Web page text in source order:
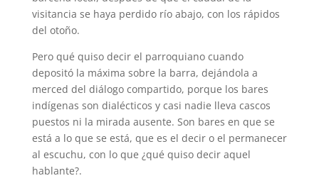
visitancia se haya perdido río abajo, con los rápidos
del otoño.
Pero qué quiso decir el parroquiano cuando
depositó la máxima sobre la barra, dejándola a
merced del diálogo compartido, porque los bares
indígenas son dialécticos y casi nadie lleva cascos
puestos ni la mirada ausente. Son bares en que se
está a lo que se está, que es el decir o el permanecer
al escuchu, con lo que ¿qué quiso decir aquel
hablante?.